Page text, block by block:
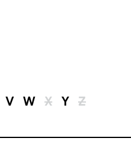
V W X Y Z